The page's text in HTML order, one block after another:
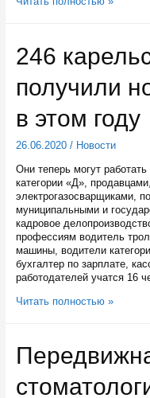
внесение
поправок
в
Конституцию
246
получили
в этом году
26.06.2020/ Новости
Они теперь могут
категории «Д»,
электрогазосварщиками,
муниципальными и
кадровое
профессиям водитель
машины, водители
бухгалтер по зарплате,
работодателей учатся 16
246
новые
профессии
в
этом
Читать полностью »